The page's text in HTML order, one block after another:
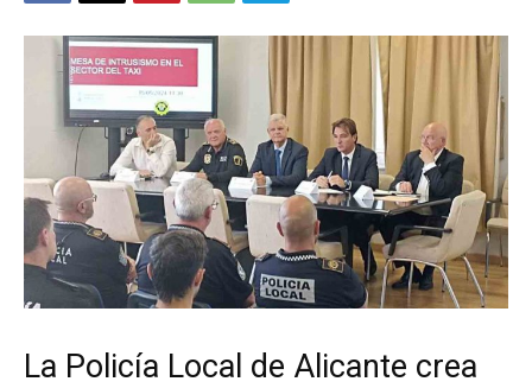
La Policía Local de Alicante crea